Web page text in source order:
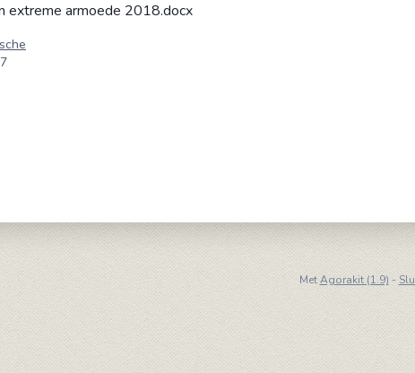
extreme armoede 2018.docx
MetAgorakit (1.9) -